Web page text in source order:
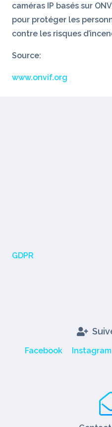
caméras IP basés sur
pour protéger les
contre les risques
Source:
www.onvif.org
GDPR
Facebook Instagram